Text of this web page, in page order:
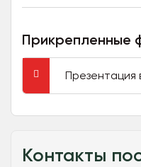
Прикрепленные
Презентация
Контакты